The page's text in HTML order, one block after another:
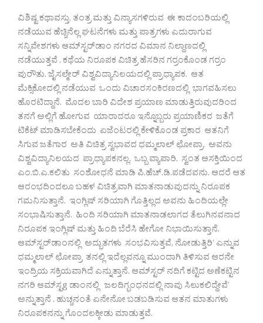
ವಿಶಿಷ್ಟ ಕಥಾವಸ್ತು, ತಂತ್ರ ಮತ್ತು ವಿನ್ಯಾಸಗಳಿರುವ ಈ ಕಾದಂಬರಿಯಲ್ಲಿ
ನಡೆಯುವ ಹೆಚ್ಚಿನೆಲ್ಲ ಘಟನೆಗಳು ಮತ್ತು ಪಾತ್ರಗಳು ಎದುರಾಗುವ
ಸನ್ನಿವೇಶಗಳು ಆಮ್‌ಸ್ಟರ್‌ಡಾಂ ನಗರದ ವಿಮಾನ ನಿಲ್ದಾಣದಲ್ಲಿ
ನಡೆಯುತ್ತವೆ . ಕಥೆಯ ನಿರೂಪಕ ವಿಚಿತ್ರ ಹೆಸರಿನ ಗರ‍್ರಂಕೊಂಡ ಗರ‍್ರಂ
ಪುರೌತು. ಜೈಸಲ್ಮೇರ್ ವಿಶ್ವವಿದ್ಯಾನಿಲಯದಲ್ಲಿ ಪ್ರಾಧ್ಯಾಪಕ. ಆತ
ಮೆಕ್ಸಿಕೋದಲ್ಲಿ ನಡೆಯುವ ಒಂದು ವಿಚಾರಸಂಕಿರಣದಲ್ಲಿ ಭಾಗವಹಿಸಲು
ಹೊರಟಿದ್ದಾನೆ. ಮೊದಲ ಬಾರಿ ವಿದೇಶ ಪ್ರಯಾಣ ಮಾಡುತ್ತಿರುವುದರಿಂದ
ತನಗೆ ಅಲ್ಲಿಗೆ ಹೋಗುವ ಯಾರಾದರೂ ಇನ್ನೊಬ್ಬರು ಪ್ರಯಾಣಿಕರ ಜತೆಗೆ
ಟಿಕೆಟ್ ಮಾಡಿಸಬೇಕೆಂದು ಏಜೆಂಟರಲ್ಲಿ ಕೇಳಿಕೊಂಡ ಪ್ರಕಾರ ಆತನಿಗೆ
ಸಿಗುವ ಜತೆಗಾರ ಅತಿ ವಿಚಿತ್ರ ಸ್ವಭಾವದ ಧಮ್ಮಲಾಲ್ ಛೋಪ್ರಾ. ಅವನು
ವಿಶ್ವವಿದ್ಯಾನಿಲಯದ ಪ್ರಾಧ್ಯಾಪಕನಲ್ಲ. ಒಬ್ಬ ವ್ಯಾಪಾರಿ. ಸ್ವಂತ ಆಸಕ್ತಿಯಿಂದ
ಎಂ.ಬಿ.ಎ.ಕಲಿತು ಸಂಶೋಧನೆ ಮಾಡಿ ಪಿ.ಹೆಚ್.ಡಿ.ಪಡೆದವನು. ಆದರೆ ಆತ
ಆರಂಭದಿಂದಲೂ ಬಹಳ ವಿಚಿತ್ರವಾಗಿ ಮಾತನಾಡುವುದನ್ನು ನಿರೂಪಕ
ಗಮನಿಸುತ್ತಾನೆ. ಇಂಗ್ಲಿಷ್ ಸರಿಯಾಗಿ ಗೊತ್ತಿಲ್ಲದ ಅವನು ಹಿಂದಿಯಲ್ಲೇ
ಸಂಭಾಷಿಸುತ್ತಾನೆ. ಹಿಂದಿ ಸರಿಯಾಗಿ ಮಾತನಾಡಲಾಗದ ತೆಲುಗಿನವನಾದ
ನಿರೂಪಕ ಇಂಗ್ಲಿಷ್ ಮತ್ತು ಹಿಂದಿ ಬೆರೆಸಿ ಹೇಗೋ ನಿಭಾಯಿಸುತ್ತಾನೆ.
ಆಮ್‌ಸ್ಟರ್‌ಡಾಂನಲ್ಲಿ ಅದ್ಭುತಗಳು ಸಂಭವಿಸುತ್ತವೆ, ನೋಡುತ್ತಿರಿ’ ಎನ್ನುವ
ಧಮ್ಮಲಾಲ್ ಛೋಪ್ರಾ ತನಲ್ಲಿ ಇದೆಲ್ಲವನ್ನೂ ಮುಂದಾಗಿ ತಿಳಿಸುವ ಆರನೇ
ಇಂದ್ರಿಯ ಸಕ್ರಿಯವಾಗಿದೆ ಎನ್ನುತ್ತಾನೆ. ಆಮ್‌ಸ್ಟರ್ ನದಿಗೆ ಕಟ್ಟಿದ ಅಣೆಕಟ್ಟಿನ
ನಗರಿ ಆಮ್‌ಸ್ಟg ಡಾಂನಲ್ಲಿ ಜಲದಿಗ್ಭಂಧನದಲ್ಲಿ ನಾವು ಸಿಲುಕಲಿದ್ದೇವೆ’
ಅನ್ನುತ್ತಾನೆ . ಹುಚ್ಚನಂತೆ ಏನೇನೋ ಬಡಬಡಿಸುವ ಆತನ ಮಾತುಗಳು
ನಿರೂಪಕನನ್ನು ಗೊಂದಲಕ್ಕೀಡು ಮಾಡುತ್ತವೆ.